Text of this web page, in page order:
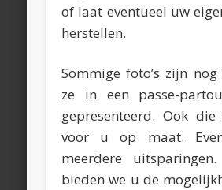
of laat eventueel uw
herstellen.
Sommige foto’s zijn
ze in een passe-
gepresenteerd. Ook
voor u op maat.
meerdere
bieden we u de